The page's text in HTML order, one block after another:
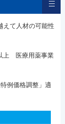
て人材の可能性
上 医療用薬事業
例価格調整」適